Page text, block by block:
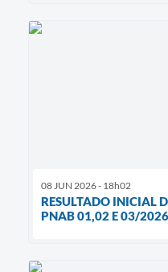
08 JUN 2026 - 18h02
RESULTADO INICIAL
PNAB 01,02 E 03/2026